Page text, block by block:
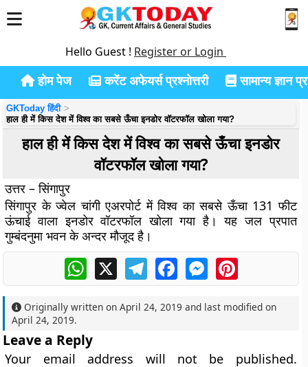
Hello Guest ! Register or Login
होम पेज करेंट अफेयर्स प्रश्नोत्तरी सामान्य ज्ञान
GKToday हिंदी
हाल ही में किस देश में विश्व का सबसे ऊँचा इनडोर वॉटरफॉल खोला गया?
हाल ही में किस देश में विश्व का सबसे ऊँचा इनडोर
वॉटरफॉल खोला गया?
उत्तर – सिंगापुर
सिंगापुर के ज्वेल चांगी एअरपोर्ट में विश्व का सबसे ऊँचा 131 फीट
ऊंचाई वाला इनडोर वॉटरफॉल खोला गया है। यह जल प्रपात
गुम्बंदनुमा भवन के अन्दर मौजूद है।
WhatsApp
X TelegramFacebookMessengerPinterest
Originally written onApril 24, 2019 and last modified on
April 24, 2019.
Leave a Reply
Your email address will not be published.